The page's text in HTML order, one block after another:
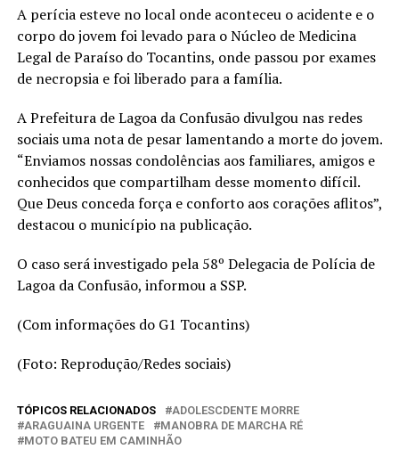
A perícia esteve no local onde aconteceu o acidente e o
corpo do jovem foi levado para o Núcleo de Medicina
Legal de Paraíso do Tocantins, onde passou por exames
de necropsia e foi liberado para a família.
A Prefeitura de Lagoa da Confusão divulgou nas redes
sociais uma nota de pesar lamentando a morte do jovem.
“Enviamos nossas condolências aos familiares, amigos e
conhecidos que compartilham desse momento difícil.
Que Deus conceda força e conforto aos corações aflitos”,
destacou o município na publicação.
O caso será investigado pela 58º Delegacia de Polícia de
Lagoa da Confusão, informou a SSP.
(Com informações do G1 Tocantins)
(Foto: Reprodução/Redes sociais)
TÓPICOS RELACIONADOS
ADOLESCDENTE MORRE
ARAGUAINA URGENTE
MANOBRA DE MARCHA RÉ
MOTO BATEU EM CAMINHÃO